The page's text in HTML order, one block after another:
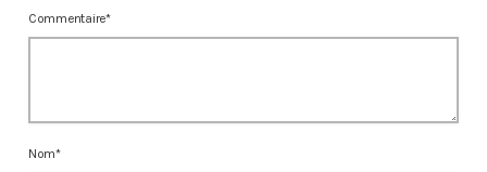
Commentaire*
Nom*